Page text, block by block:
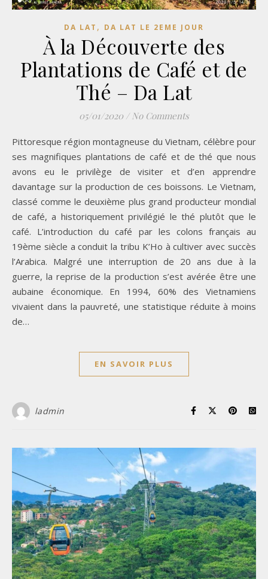
DA LAT , DA LAT LE 2EME JOUR
À la Découverte des
Plantations de Café et de
Thé – Da Lat
05/01/2020 / No Comments
Pittoresque région montagneuse du Vietnam, célèbre pour
ses magnifiques plantations de café et de thé que nous
avons eu le privilège de visiter et d’en apprendre
davantage sur la production de ces boissons. Le Vietnam,
classé comme le deuxième plus grand producteur mondial
de café, a historiquement privilégié le thé plutôt que le
café. L’introduction du café par les colons français au
19ème siècle a conduit la tribu K’Ho à cultiver avec succès
l’Arabica. Malgré une interruption de 20 ans due à la
guerre, la reprise de la production s’est avérée être une
aubaine économique. En 1994, 60% des Vietnamiens
vivaient dans la pauvreté, une statistique réduite à moins
de…
EN SAVOIR PLUS
ladmin